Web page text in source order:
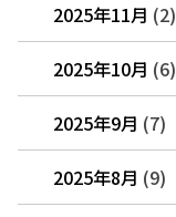
2025年11月 (2)
2025年10月 (6)
2025年9月 (7)
2025年8月 (9)